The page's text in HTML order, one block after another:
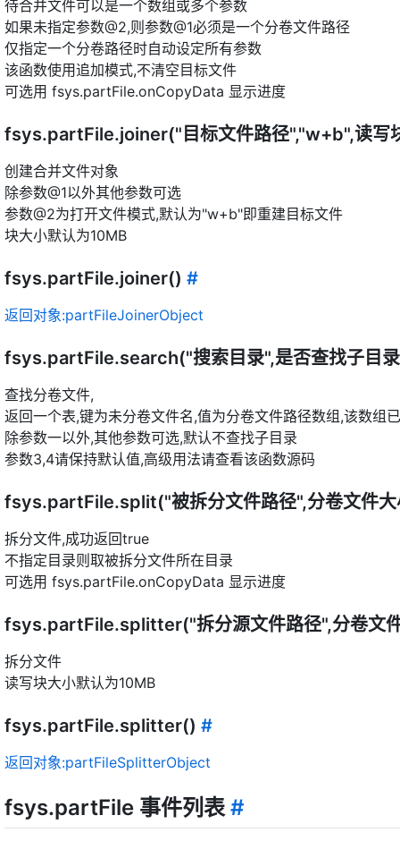
待合并文件可以是一个数组或多个参数
如果未指定参数@2,则参数@1必须是一个分卷文件路径
仅指定一个分卷路径时自动设定所有参数
该函数使用追加模式,不清空目标文件
可选用 fsys.partFile.onCopyData 显示进度
fsys.partFile.joiner("目标文件路径","w+b",读写
创建合并文件对象
除参数@1以外其他参数可选
参数@2为打开文件模式,默认为"w+b"即重建目标文件
块大小默认为10MB
fsys.partFile.joiner() #
返回对象:partFileJoinerObject
fsys.partFile.search("搜索目录",是否查找子目
查找分卷文件,
返回一个表,键为未分卷文件名,值为分卷文件路径数组,该数组
除参数一以外,其他参数可选,默认不查找子目录
参数3,4请保持默认值,高级用法请查看该函数源码
fsys.partFile.split("被拆分文件路径",分卷文件
拆分文件,成功返回true
不指定目录则取被拆分文件所在目录
可选用 fsys.partFile.onCopyData 显示进度
fsys.partFile.splitter("拆分源文件路径",分卷文
拆分文件
读写块大小默认为10MB
fsys.partFile.splitter() #
返回对象:partFileSplitterObject
fsys.partFile 事件列表 #